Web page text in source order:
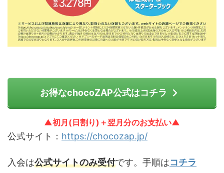
お得なchocoZAP公式はコチラ
▲初月(日割り)＋翌月分のお支払い▲
公式サイト： https://chocozap.jp/
入会は公式サイトのみ受付です。手順はコチラ